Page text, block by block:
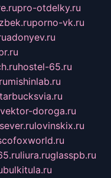
pro-otdelky.ru
porno-vk.ru
adonyev.ru
hostel-65.ru
mishinlab.ru
vektor-doroga.ru
lovinskix.ru
liura.ruglasspb.ru
bulkitula.ru